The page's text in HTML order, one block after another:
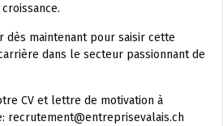
dès maintenant pour saisir cette
dans le secteur passionnant de
CV et lettre de motivation à
recrutement@entreprisevalais.ch